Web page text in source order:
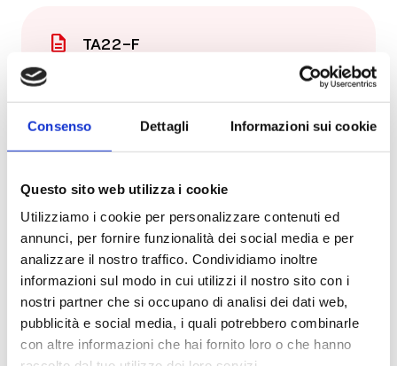
Consenso Dettagli Informazioni sui cookie
Questo sito web utilizza i cookie
Utilizziamo i cookie per personalizzare contenuti ed
annunci, per fornire funzionalità dei social media e per
analizzare il nostro traffico. Condividiamo inoltre
informazioni sul modo in cui utilizzi il nostro sito con i
nostri partner che si occupano di analisi dei dati web,
pubblicità e social media, i quali potrebbero combinarle
con altre informazioni che hai fornito loro o che hanno
description TA22-F
description TA22
Richiedi informazioni sul prodotto